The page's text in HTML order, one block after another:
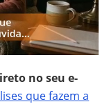
no seu e-
que fazem a